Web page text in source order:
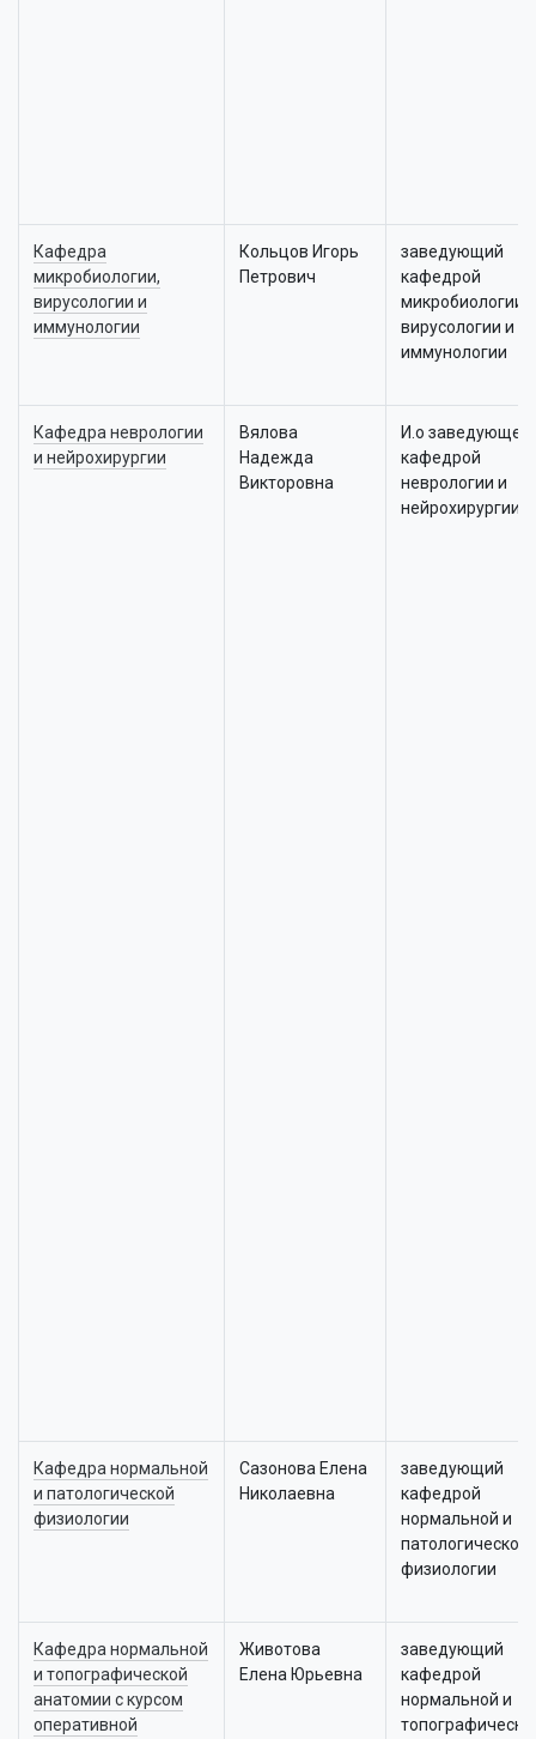
Кафедра
микробиологии,
вирусологии и
иммунологии
Кольцов Игорь
Петрович
заведующий
кафедрой
микробиологии,
вирусологии и
иммунологии
Кафедра неврологии
и нейрохирургии
Вялова
Надежда
Викторовна
И.о
кафедрой
неврологии и
нейрохирургии
Кафедра нормальной
и патологической
физиологии
Сазонова Елена
Николаевна
заведующий
кафедрой
нормальной и
патологической
физиологии
Кафедра нормальной
и топографической
анатомии с курсом
оперативной
Животова
Елена Юрьевна
заведующий
кафедрой
нормальной и